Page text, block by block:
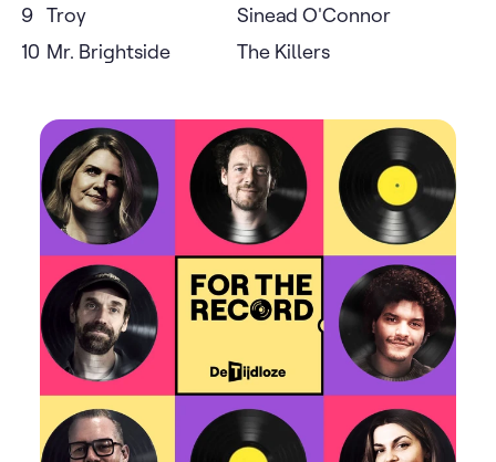
9 Troy
Sinead O'Connor
10 Mr. Brightside The Killers